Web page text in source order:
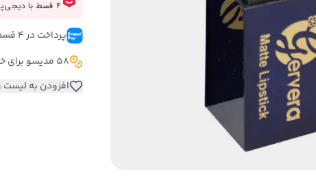
پرداخت در ۴ قسط
58 مدیسو برای خرید این کالا
افزودن به لیست